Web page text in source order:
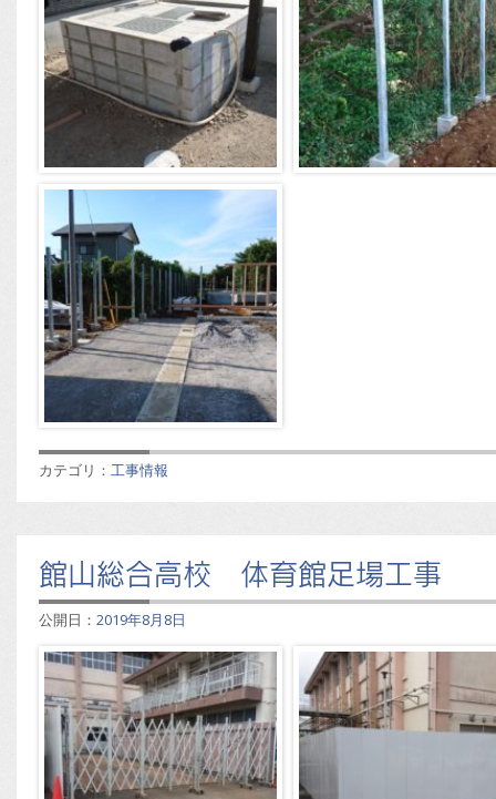
カテゴリ： 工事情報
館山総合高校 体育館足場工事
公開日： 2019年8月8日